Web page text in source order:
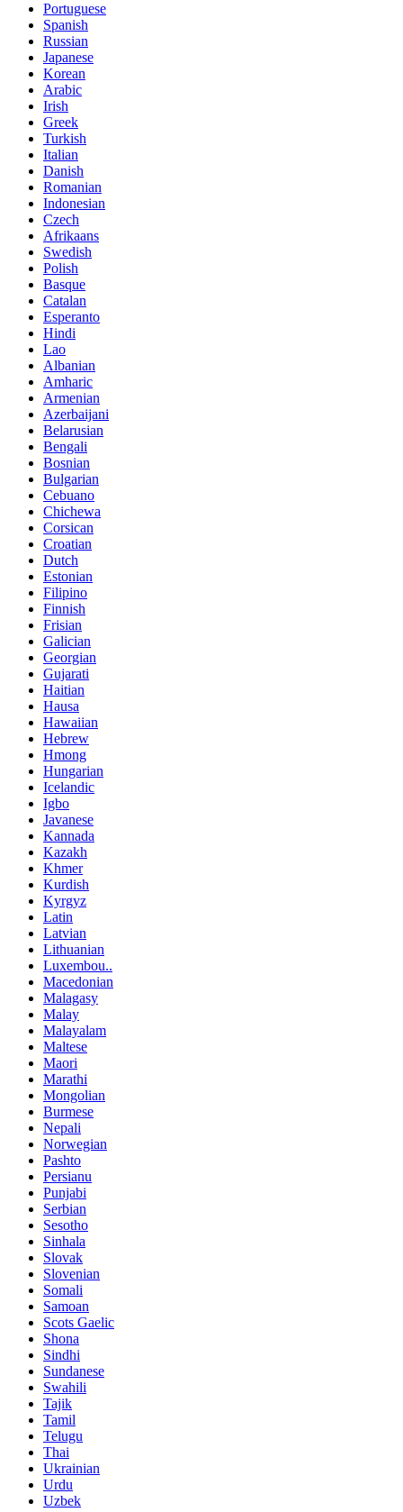
Portuguese
Spanish
Russian
Japanese
Korean
Arabic
Irish
Greek
Turkish
Italian
Danish
Romanian
Indonesian
Czech
Afrikaans
Swedish
Polish
Basque
Catalan
Esperanto
Hindi
Lao
Albanian
Amharic
Armenian
Azerbaijani
Belarusian
Bengali
Bosnian
Bulgarian
Cebuano
Chichewa
Corsican
Croatian
Dutch
Estonian
Filipino
Finnish
Frisian
Galician
Georgian
Gujarati
Haitian
Hausa
Hawaiian
Hebrew
Hmong
Hungarian
Icelandic
Igbo
Javanese
Kannada
Kazakh
Khmer
Kurdish
Kyrgyz
Latin
Latvian
Lithuanian
Luxembou..
Macedonian
Malagasy
Malay
Malayalam
Maltese
Maori
Marathi
Mongolian
Burmese
Nepali
Norwegian
Pashto
Persianu
Punjabi
Serbian
Sesotho
Sinhala
Slovak
Slovenian
Somali
Samoan
Scots Gaelic
Shona
Sindhi
Sundanese
Swahili
Tajik
Tamil
Telugu
Thai
Ukrainian
Urdu
Uzbek